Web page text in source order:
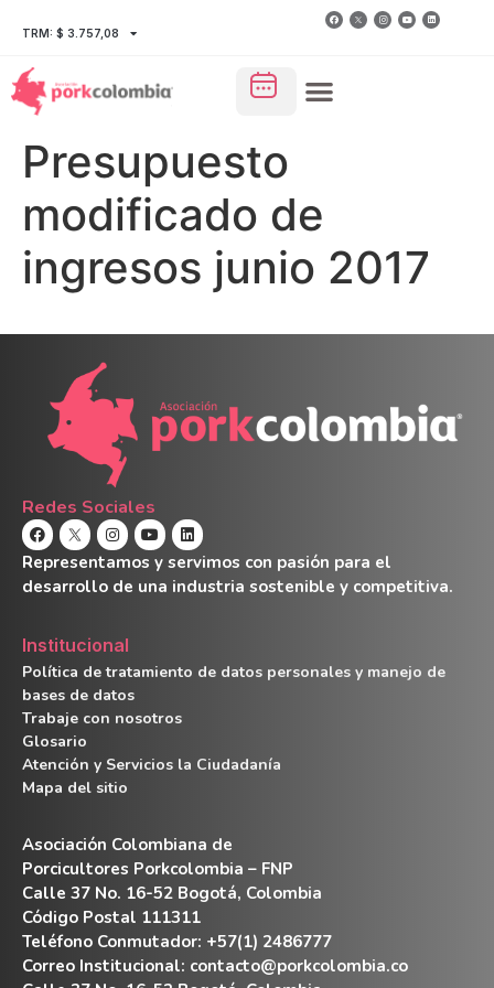
TRM: $ 3.757,08
Presupuesto
modificado de
ingresos junio 2017
Redes Sociales
Representamos y servimos con pasión para el
desarrollo de una industria sostenible y competitiva.
Institucional
Política de tratamiento de datos personales y manejo de
bases de datos
Trabaje con nosotros
Glosario
Atención y Servicios la Ciudadanía
Mapa del sitio
Asociación Colombiana de
Porcicultores Porkcolombia – FNP
Calle 37 No. 16-52 Bogotá, Colombia
Código Postal 111311
Teléfono Conmutador: +57(1) 2486777
Correo Institucional: contacto@porkcolombia.co